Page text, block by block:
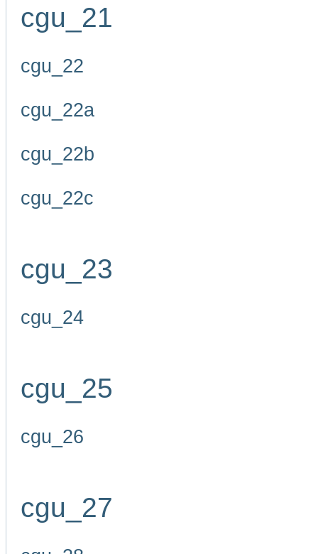
cgu_21
cgu_22
cgu_22a
cgu_22b
cgu_22c
cgu_23
cgu_24
cgu_25
cgu_26
cgu_27